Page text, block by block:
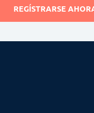
REGÍSTRARSE